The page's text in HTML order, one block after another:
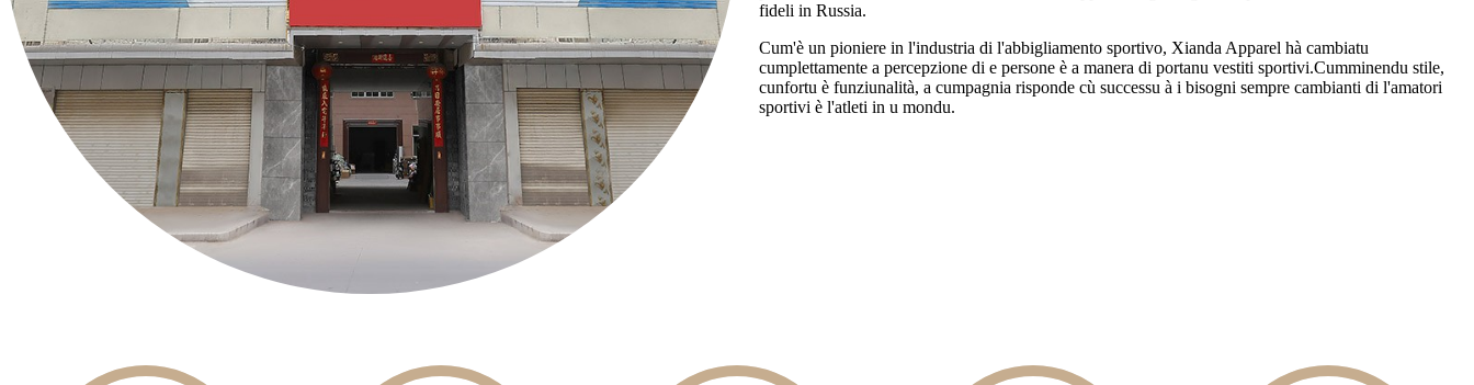
fideli in Russia.
Cum'è un pioniere in l'industria di l'abbigliamento sportivo, Xianda Apparel hà cambiatu
cumplettamente a percepzione di e persone è a manera di portanu vestiti sportivi.Cumminendu stile,
cunfortu è funziunalità, a cumpagnia risponde cù successu à i bisogni sempre cambianti di l'amatori
sportivi è l'atleti in u mondu.